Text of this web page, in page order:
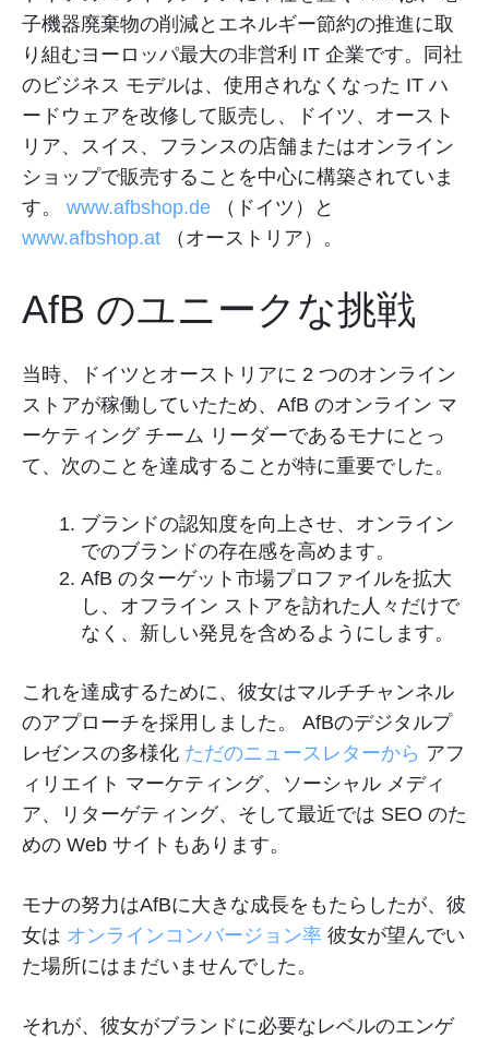
子機器廃棄物の削減とエネルギー節約の推進に取
り組むヨーロッパ最大の非営利 IT 企業です。同社
のビジネス モデルは、使用されなくなった IT ハ
ードウェアを改修して販売し、ドイツ、オースト
リア、スイス、フランスの店舗またはオンライン
ショップで販売することを中心に構築されていま
す。 www.afbshop.de
（ドイツ）と
www.afbshop.at （オーストリア）。
AfB のユニークな挑戦
当時、ドイツとオーストリアに 2 つのオンライン
ストアが稼働していたため、AfB のオンライン マ
ーケティング チーム リーダーであるモナにとっ
て、次のことを達成することが特に重要でした。
ブランドの認知度を向上させ、オンライン
でのブランドの存在感を高めます。
AfB のターゲット市場プロファイルを拡大
し、オフライン ストアを訪れた人々だけで
なく、新しい発見を含めるようにします。
これを達成するために、彼女はマルチチャンネル
のアプローチを採用しました。 AfBのデジタルプ
レゼンスの多様化 ただのニュースレターから アフ
ィリエイト マーケティング、ソーシャル メディ
ア、リターゲティング、そして最近では SEO のた
めの Web サイトもあります。
モナの努力はAfBに大きな成長をもたらしたが、彼
女は オンラインコンバージョン率 彼女が望んでい
た場所にはまだいませんでした。
それが、彼女がブランドに必要なレベルのエンゲ